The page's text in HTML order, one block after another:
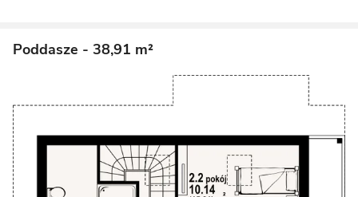
Poddasze - 38,91 m²